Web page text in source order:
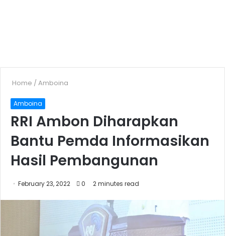
Home /Amboina
Amboina
RRI Ambon Diharapkan
Bantu Pemda Informasikan
Hasil Pembangunan
February 23, 2022 0 2 minutes read